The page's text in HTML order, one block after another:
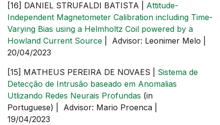
[16] DANIEL STRUFALDI BATISTA | Attitude-
Independent Magnetometer Calibration including Time-
Varying Bias using a Helmholtz Coil powered by a
Howland Current Source | Advisor: Leonimer Melo |
20/04/2023
[15] MATHEUS PEREIRA DE NOVAES | Sistema de
Detecção de Intrusão baseado em Anomalias
Utlizando Redes Neurais Profundas (in
Portuguese) | Advisor: Mario Proenca |
19/04/2023